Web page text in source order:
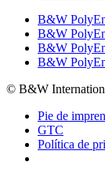
B&W
B&W
B&W
B&W
© B&W
Pie de
GTC
Política de